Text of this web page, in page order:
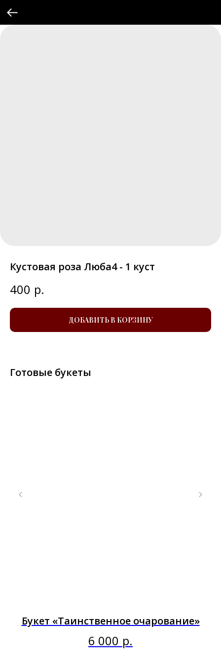
Кустовая роза Люба4 - 1 куст
400 р.
ДОБАВИТЬ В КОРЗИНУ
Готовые букеты
Букет «Таинственное очарование»
6 000 р.